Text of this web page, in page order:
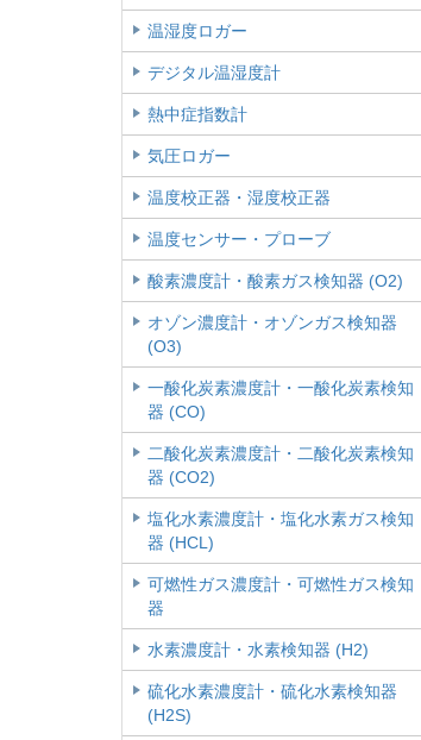
温湿度ロガー
デジタル温湿度計
熱中症指数計
気圧ロガー
温度校正器・湿度校正器
温度センサー・プローブ
酸素濃度計・酸素ガス検知器 (O2)
オゾン濃度計・オゾンガス検知器
(O3)
一酸化炭素濃度計・一酸化炭素検知
器 (CO)
二酸化炭素濃度計・二酸化炭素検知
器 (CO2)
塩化水素濃度計・塩化水素ガス検知
器 (HCL)
可燃性ガス濃度計・可燃性ガス検知
器
水素濃度計・水素検知器 (H2)
硫化水素濃度計・硫化水素検知器
(H2S)